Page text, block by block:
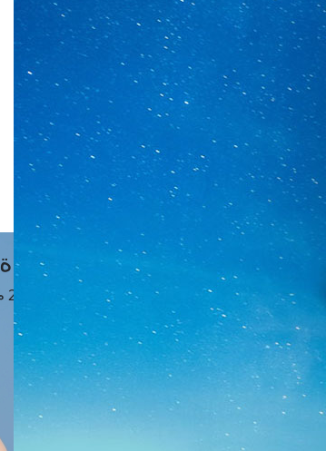
استعلام عن فتوى
حجز موعد
الفتوى الهاتفية
مَواقِيتُ الصَّـــلاة
القاهرة · 08 أغسطس 2026 م
الفجر
4 :42
الشروق